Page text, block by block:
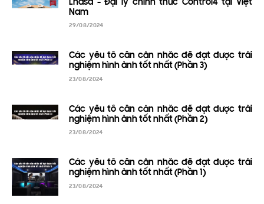
Lhasa - Đại lý chính thức Control4 tại Việt
Nam
29/08/2024
Các yếu tố cần cân nhắc để đạt được trải
nghiệm hình ảnh tốt nhất (Phần 3)
23/08/2024
Các yếu tố cần cân nhắc để đạt được trải
nghiệm hình ảnh tốt nhất (Phần 2)
23/08/2024
Các yếu tố cần cân nhắc để đạt được trải
nghiệm hình ảnh tốt nhất (Phần 1)
23/08/2024